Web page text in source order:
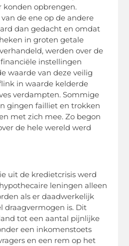
opbrengen.
de ene op de andere
dan gedacht en omdat
in groten getale
werden over de
instellingen
waarde van deze veilig
in waarde kelderde
verdampten. Sommige
gingen failliet en trokken
met zich mee. Zo begon
de hele wereld werd
uit de kredietcrisis werd
leningen alleen
als er daadwerkelijk
draagvermogen is. Dit
tot een aantal pijnlijke
een inkomenstoets
en een rem op het